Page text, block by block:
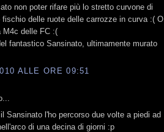
non poter rifare più lo stretto curvone di
fischio delle ruote delle carrozze in curva :( O
M4c delle FC :(
fantastico Sansinato, ultimamente murato
ALLE ORE 09:51
Sansinato l'ho percorso due volte a piedi ad
di una decina di giorni :p